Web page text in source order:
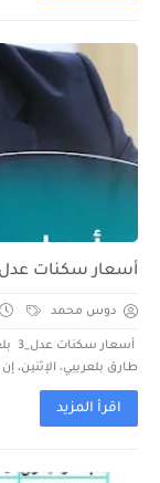
أسعار سكنات عدل_3 بلعريبي
دوس محمد
طارق بلعريبي، الإثنين، إن أسعار سكنات
اقرأ المزيد